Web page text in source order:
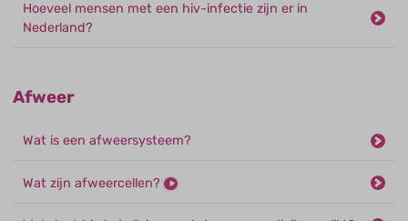
Hoeveel mensen met een hiv-infectie zijn er in
Nederland?
Afweer
Wat is een afweersysteem?
Wat zijn afweercellen?